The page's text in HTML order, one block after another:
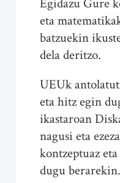
Egidazu Gure
eta
batzuekin
dela deritzo.
UEUk
eta hitz egin
ikastaroan
nagusi eta
kontzeptuaz
dugu berarekin.